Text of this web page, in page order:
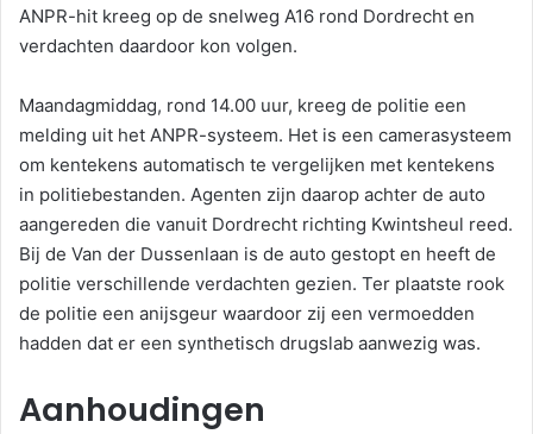
ANPR-hit kreeg op de snelweg A16 rond Dordrecht en
verdachten daardoor kon volgen.
Maandagmiddag, rond 14.00 uur, kreeg de politie een
melding uit het ANPR-systeem. Het is een camerasysteem
om kentekens automatisch te vergelijken met kentekens
in politiebestanden. Agenten zijn daarop achter de auto
aangereden die vanuit Dordrecht richting Kwintsheul reed.
Bij de Van der Dussenlaan is de auto gestopt en heeft de
politie verschillende verdachten gezien. Ter plaatste rook
de politie een anijsgeur waardoor zij een vermoedden
hadden dat er een synthetisch drugslab aanwezig was.
Aanhoudingen